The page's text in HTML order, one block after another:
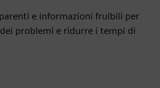
e informazioni fruibili per
problemi e ridurre i tempi di